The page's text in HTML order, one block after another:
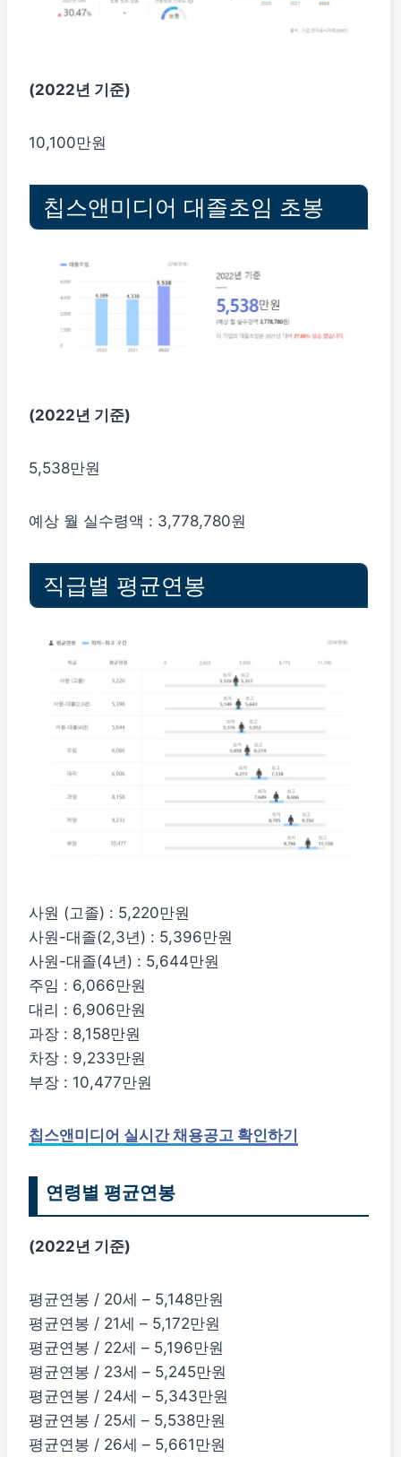
(2022년 기준)
10,100만원
칩스앤미디어 대졸초임 초봉
(2022년 기준)
5,538만원
예상 월 실수령액 : 3,778,780원
직급별 평균연봉
사원 (고졸) : 5,220만원
사원-대졸(2,3년) : 5,396만원
사원-대졸(4년) : 5,644만원
주임 : 6,066만원
대리 : 6,906만원
과장 : 8,158만원
차장 : 9,233만원
부장 : 10,477만원
칩스앤미디어 실시간 채용공고 확인하기
연령별 평균연봉
(2022년 기준)
평균연봉 / 20세 – 5,148만원
평균연봉 / 21세 – 5,172만원
평균연봉 / 22세 – 5,196만원
평균연봉 / 23세 – 5,245만원
평균연봉 / 24세 – 5,343만원
평균연봉 / 25세 – 5,538만원
평균연봉 / 26세 – 5,661만원